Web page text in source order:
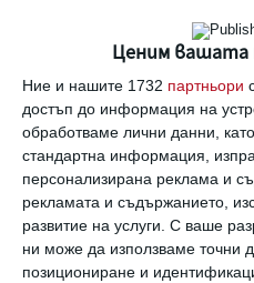
Ценим вашата
Ние и нашите 1732 партньори
достъп до информация на
обработваме лични данни,
стандартна информация,
персонализирана реклама и
рекламата и съдържанието,
развитие на услуги. С ваше
ни може да използваме точни
позициониране и
A post shared by
Хилъри Дъф с трите си
Снимка:Instagram